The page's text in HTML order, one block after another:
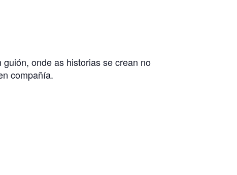
onde as historias se crean no
compañía.